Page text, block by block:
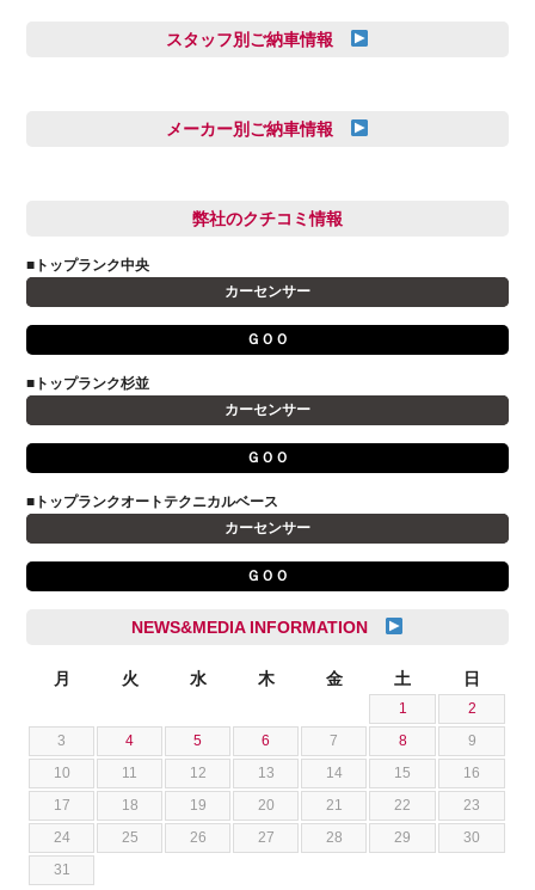
スタッフ別ご納車情報
多田 健人
小澤 孝久
小野 利公
山本 大輔
岩井 裕一
石川 成一郎
荒居 力哉
荻野 雅史
菊池 大誠
藤本 京弥
西川 諒
メーカー別ご納車情報
FIAT
JAGUAR
アストンマーティン
アルファロメオ
キャデラック
クライスラー
クライスラージープ
スズキ
ダッジ
テスラ
トヨタ
ニッサン
フェラーリ
弊社のクチコミ情報
■トップランク中央
カーセンサー
ＧＯＯ
■トップランク杉並
カーセンサー
ＧＯＯ
■トップランクオートテクニカルベース
カーセンサー
ＧＯＯ
NEWS&MEDIA INFORMATION
月 火 水 木 金 土 日
1
2
3
4 5 6 7 8
9
10
11 12 13 14 15
16
17
18 19 20 21 22
23
24
25 26 27 28 29
30
31